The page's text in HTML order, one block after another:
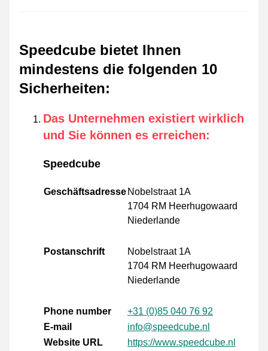
Speedcube bietet Ihnen
mindestens die folgenden 10
Sicherheiten:
Das Unternehmen existiert wirklich
und Sie können es erreichen:
Speedcube
Geschäftsadresse Nobelstraat 1A
1704 RM Heerhugowaard
Niederlande
Postanschrift
Nobelstraat 1A
1704 RM Heerhugowaard
Niederlande
Phone number
+31 (0)85 040 76 92
E-mail
info@speedcube.nl
Website URL
https://www.speedcube.nl